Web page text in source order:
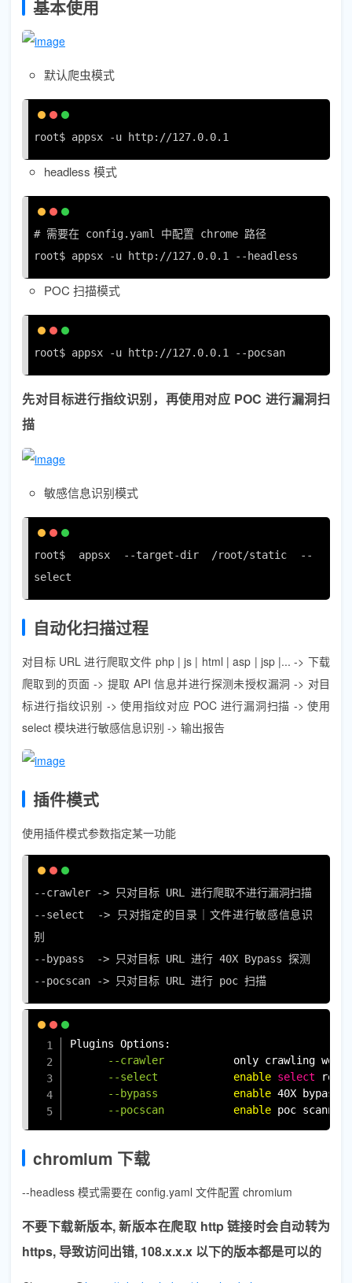
基本使用
默认爬虫模式
root$ appsx -u http://127.0.0.1
headless 模式
# 需要在 config.yaml 中配置 chrome 路径
root$ appsx -u http://127.0.0.1 --headless
POC 扫描模式
root$ appsx -u http://127.0.0.1 --pocsan
先对目标进行指纹识别，再使用对应 POC 进行漏洞扫
描
敏感信息识别模式
root$ appsx --target-dir /root/static --
select
自动化扫描过程
对目标 URL 进行爬取文件 php | js | html | asp | jsp |... -> 下载
爬取到的页面 -> 提取 API 信息并进行探测未授权漏洞 -> 对目
标进行指纹识别 -> 使用指纹对应 POC 进行漏洞扫描 -> 使用
select 模块进行敏感信息识别 -> 输出报告
插件模式
使用插件模式参数指定某一功能
--crawler -> 只对目标 URL 进行爬取不进行漏洞扫描
--select  -> 只对指定的目录｜文件进行敏感信息识
别
--bypass  -> 只对目标 URL 进行 40X Bypass 探测
--pocscan -> 只对目标 URL 进行 poc 扫描
Plugins Options:
--crawler
only crawling web
--select
enable select
--bypass
enable 40X bypass
--pocscan
enable poc
chromium 下载
--headless 模式需要在 config.yaml 文件配置 chromium
不要下载新版本, 新版本在爬取 http 链接时会自动转为
https, 导致访问出错, 108.x.x.x 以下的版本都是可以的